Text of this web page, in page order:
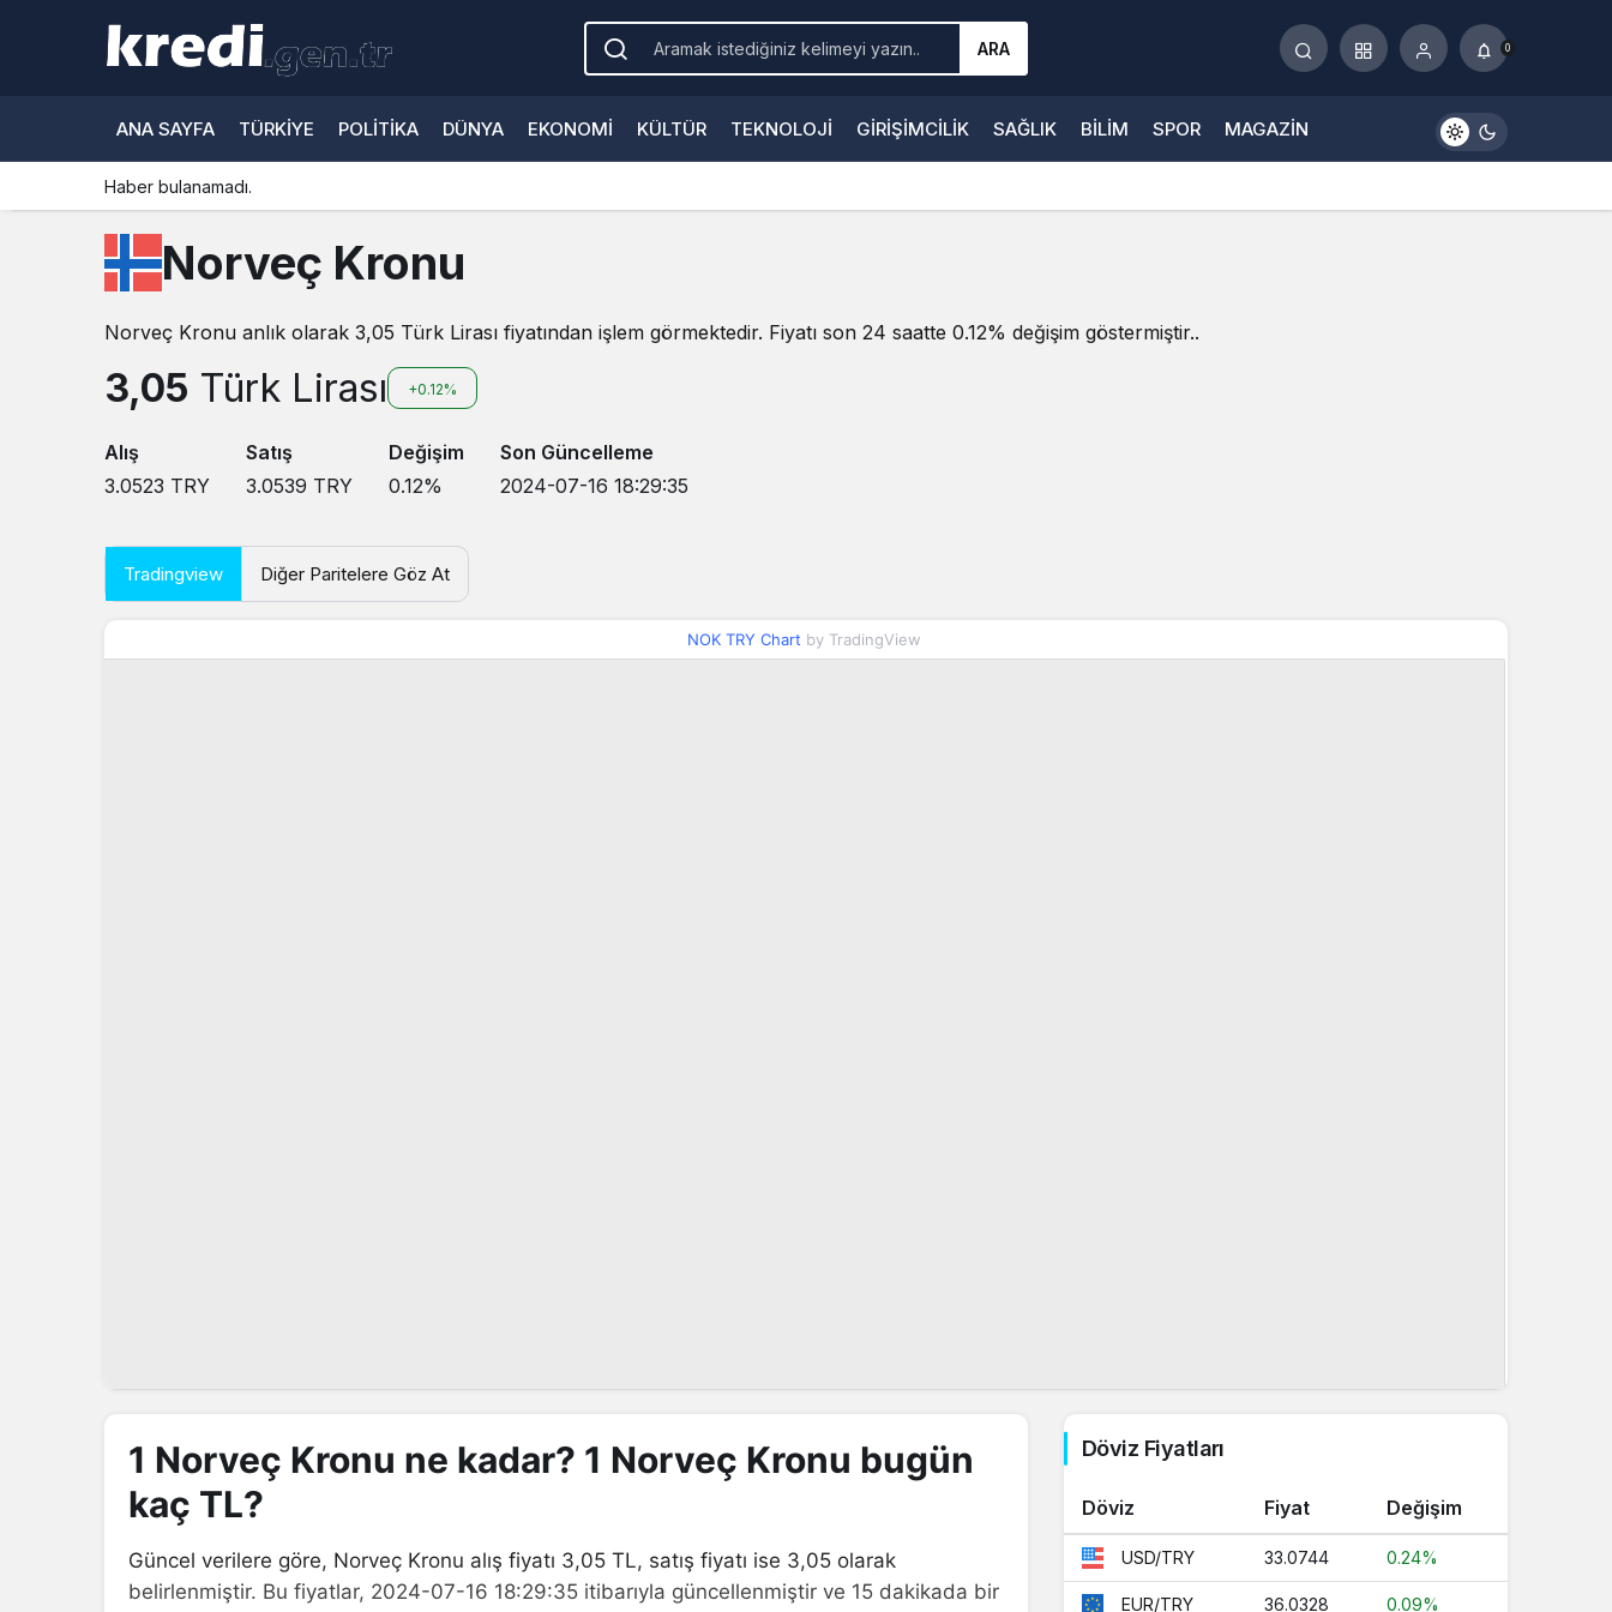
ARA 0
ANA SAYFA TÜRKIYE POLITIKA DÜNYA EKONOMI KÜLTÜR TEKNOLOJI GIRIŞIMCILIK SAĞLIK BILIM SPOR MAGAZIN
Haber bulanamadı.
Norveç Kronu
Norveç Kronu anlık olarak 3,05 Türk Lirası fiyatından işlem görmektedir. Fiyatı son 24 saatte 0.12% değişim göstermiştir..
3,05 Türk Lirası +0.12%
Alış
3.0523 TRY
Satış
3.0539 TRY
Değişim
0.12%
Son Güncelleme
2024-07-16 18:29:35
Tradingview Diğer Paritelere Göz At
NOK TRY Chart by TradingView
1 Norveç Kronu ne kadar? 1 Norveç Kronu bugün
kaç TL?
Güncel verilere göre, Norveç Kronu alış fiyatı 3,05 TL, satış fiyatı ise 3,05 olarak
belirlenmiştir. Bu fiyatlar, 2024-07-16 18:29:35 itibarıyla güncellenmiştir ve 15 dakikada bir
Döviz Fiyatları
Döviz Fiyat Değişim
USD/TRY 33.0744 0.24%
EUR/TRY 36.0328 0.09%